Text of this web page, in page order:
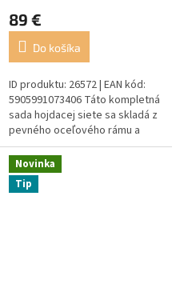
89 €
Do košíka
ID produktu: 26572 | EAN kód:
5905991073406 Táto kompletná
sada hojdacej siete sa skladá z
pevného oceľového rámu a
veľkej, pohodlnej a farebnej
hojdacej siete. Je to...
Novinka
Tip